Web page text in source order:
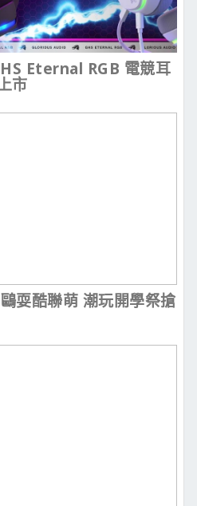
Eternal RGB 電競耳
市
耍酷聯萌 潮玩開學祭搶